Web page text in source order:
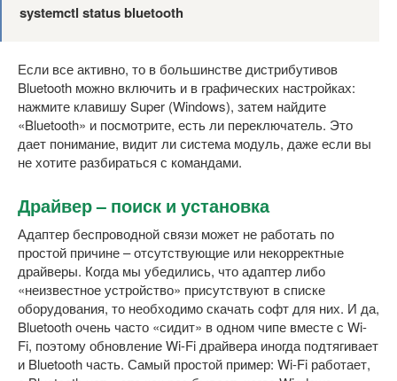
systemctl status bluetooth
Если все активно, то в большинстве дистрибутивов
Bluetooth можно включить и в графических настройках:
нажмите клавишу Super (Windows), затем найдите
«Bluetooth» и посмотрите, есть ли переключатель. Это
дает понимание, видит ли система модуль, даже если вы
не хотите разбираться с командами.
Драйвер – поиск и установка
Адаптер беспроводной связи может не работать по
простой причине – отсутствующие или некорректные
драйверы. Когда мы убедились, что адаптер либо
«неизвестное устройство» присутствуют в списке
оборудования, то необходимо скачать софт для них. И да,
Bluetooth очень часто «сидит» в одном чипе вместе с Wi-
Fi, поэтому обновление Wi-Fi драйвера иногда подтягивает
и Bluetooth часть. Самый простой пример: Wi-Fi работает,